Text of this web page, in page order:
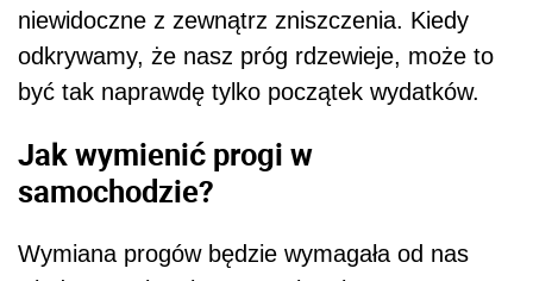
niewidoczne z zewnątrz zniszczenia. Kiedy
odkrywamy, że nasz próg rdzewieje, może to
być tak naprawdę tylko początek wydatków.
Jak wymienić progi w
samochodzie?
Wymiana progów będzie wymagała od nas